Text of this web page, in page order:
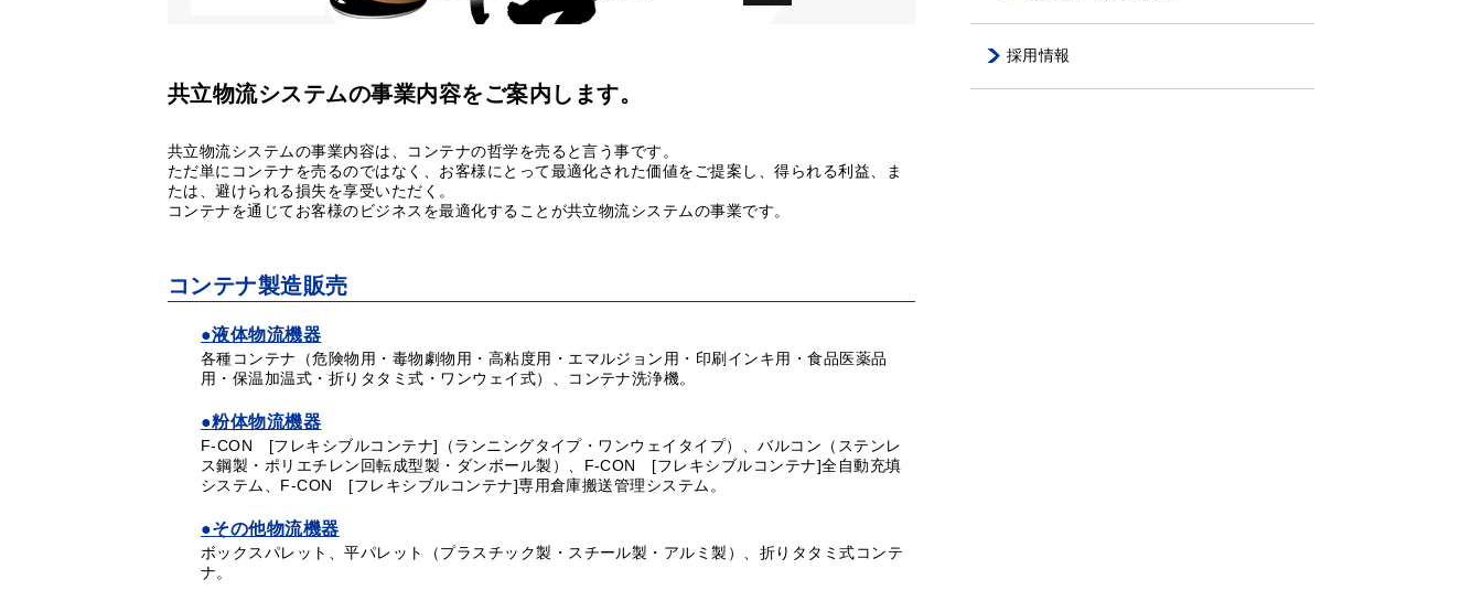
共立物流システムの事業内容をご案内します。
共立物流システムの事業内容は、コンテナの哲学を売ると言う事です。
ただ単にコンテナを売るのではなく、お客様にとって最適化された価値をご提案し、得られる利益、ま
たは、避けられる損失を享受いただく。
コンテナを通じてお客様のビジネスを最適化することが共立物流システムの事業です。
コンテナ製造販売
●液体物流機器
各種コンテナ（危険物用・毒物劇物用・高粘度用・エマルジョン用・印刷インキ用・食品医薬品
用・保温加温式・折りタタミ式・ワンウェイ式）、コンテナ洗浄機。
●粉体物流機器
F-CON [フレキシブルコンテナ]（ランニングタイプ・ワンウェイタイプ）、バルコン（ステンレ
ス鋼製・ポリエチレン回転成型製・ダンボール製）、F-CON [フレキシブルコンテナ]全自動充填
システム、F-CON [フレキシブルコンテナ]専用倉庫搬送管理システム。
●その他物流機器
ボックスパレット、平パレット（プラスチック製・スチール製・アルミ製）、折りタタミ式コンテ
ナ。
採用情報